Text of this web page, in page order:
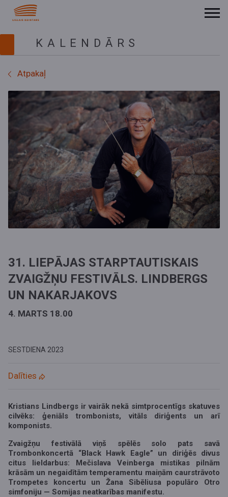
KALENDĀRS
Atpakaļ
31. LIEPĀJAS STARPTAUTISKAIS
ZVAIGŽŅU FESTIVĀLS. LINDBERGS
UN NAKARJAKOVS
4. MARTS 18.00
SESTDIENA 2023
Dalīties
Kristians Lindbergsir vairāk nekā simtprocentīgs skatuves
cilvēks: ģeniāls trombonists, vitāls diriģents un arī
komponists.
Zvaigžņu festivālā viņš spēlēs solo pats savā
Trombonkoncertā “Black Hawk Eagle” un diriģēs divus
citus lieldarbus: Mečislava Veinberga mistikas pilnām
krāsām un negaidītām temperamentu maiņām caurstrāvoto
Trompetes koncertu un Žana Sibēliusa populāro Otro
simfoniju — Somijas neatkarības manifestu.